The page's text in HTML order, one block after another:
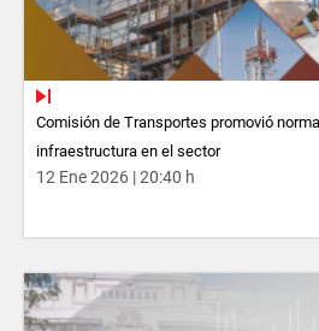
Comisión de Transportes promovió
infraestructura en el sector
12 Ene 2026 | 20:40 h